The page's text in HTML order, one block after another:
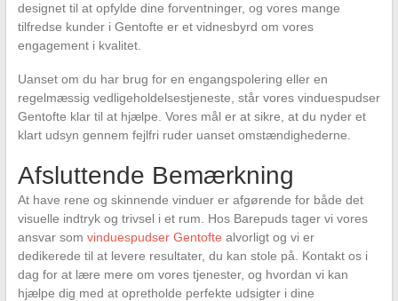
designet til at opfylde dine forventninger, og vores mange
tilfredse kunder i Gentofte er et vidnesbyrd om vores
engagement i kvalitet.
Uanset om du har brug for en engangspolering eller en
regelmæssig vedligeholdelsestjeneste, står vores vinduespudser
Gentofte klar til at hjælpe. Vores mål er at sikre, at du nyder et
klart udsyn gennem fejlfri ruder uanset omstændighederne.
Afsluttende Bemærkning
At have rene og skinnende vinduer er afgørende for både det
visuelle indtryk og trivsel i et rum. Hos Barepuds tager vi vores
ansvar som vinduespudser Gentofte alvorligt og vi er
dedikerede til at levere resultater, du kan stole på. Kontakt os i
dag for at lære mere om vores tjenester, og hvordan vi kan
hjælpe dig med at opretholde perfekte udsigter i dine